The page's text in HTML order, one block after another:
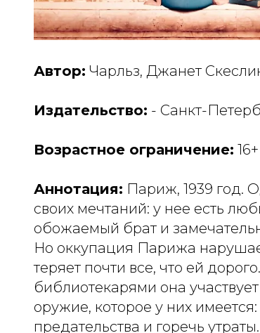
Автор: Чарльз, Джанет
Издательство: - Санкт-
Возрастное ограничение: 16+
Аннотация: Париж, 1939 год.
своих мечтаний: у нее есть
обожаемый брат и
Но оккупация Парижа
теряет почти все, что ей
библиотекарями она
оружие, которое у них
предательства и горечь утраты.